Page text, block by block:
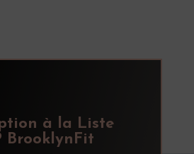
à la Liste
BrooklynFit